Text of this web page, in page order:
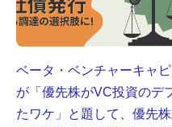
ベータ・ベンチャーキャ
が「優先株がVC投資のデ
たワケ」と題して、優先